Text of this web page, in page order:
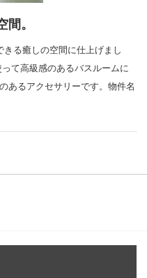
。
る癒しの空間に仕上げまし
て高級感のあるバスルームに
あるアクセサリーです。物件名